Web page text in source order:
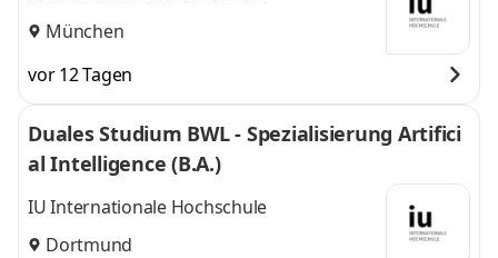
München
vor 12 Tagen
Duales Studium BWL - Spezialisierung Artifici
al Intelligence (B.A.)
IU Internationale Hochschule
Dortmund